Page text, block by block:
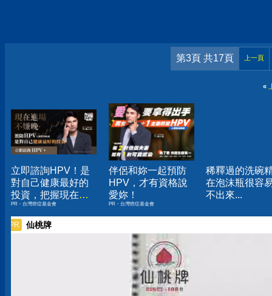
第3頁 共17頁 上一頁
«
立即諮詢HPV！是
對自己健康最好的
投資，把握現在不
嫌晚！
PR・台灣癌症基金會
伴侶和妳一起預防
HPV，才有資格說
愛妳！
PR・台灣癌症基金會
稀釋過的洗碗
在泡沫瓶很容
不出來...
PR 仙桃牌